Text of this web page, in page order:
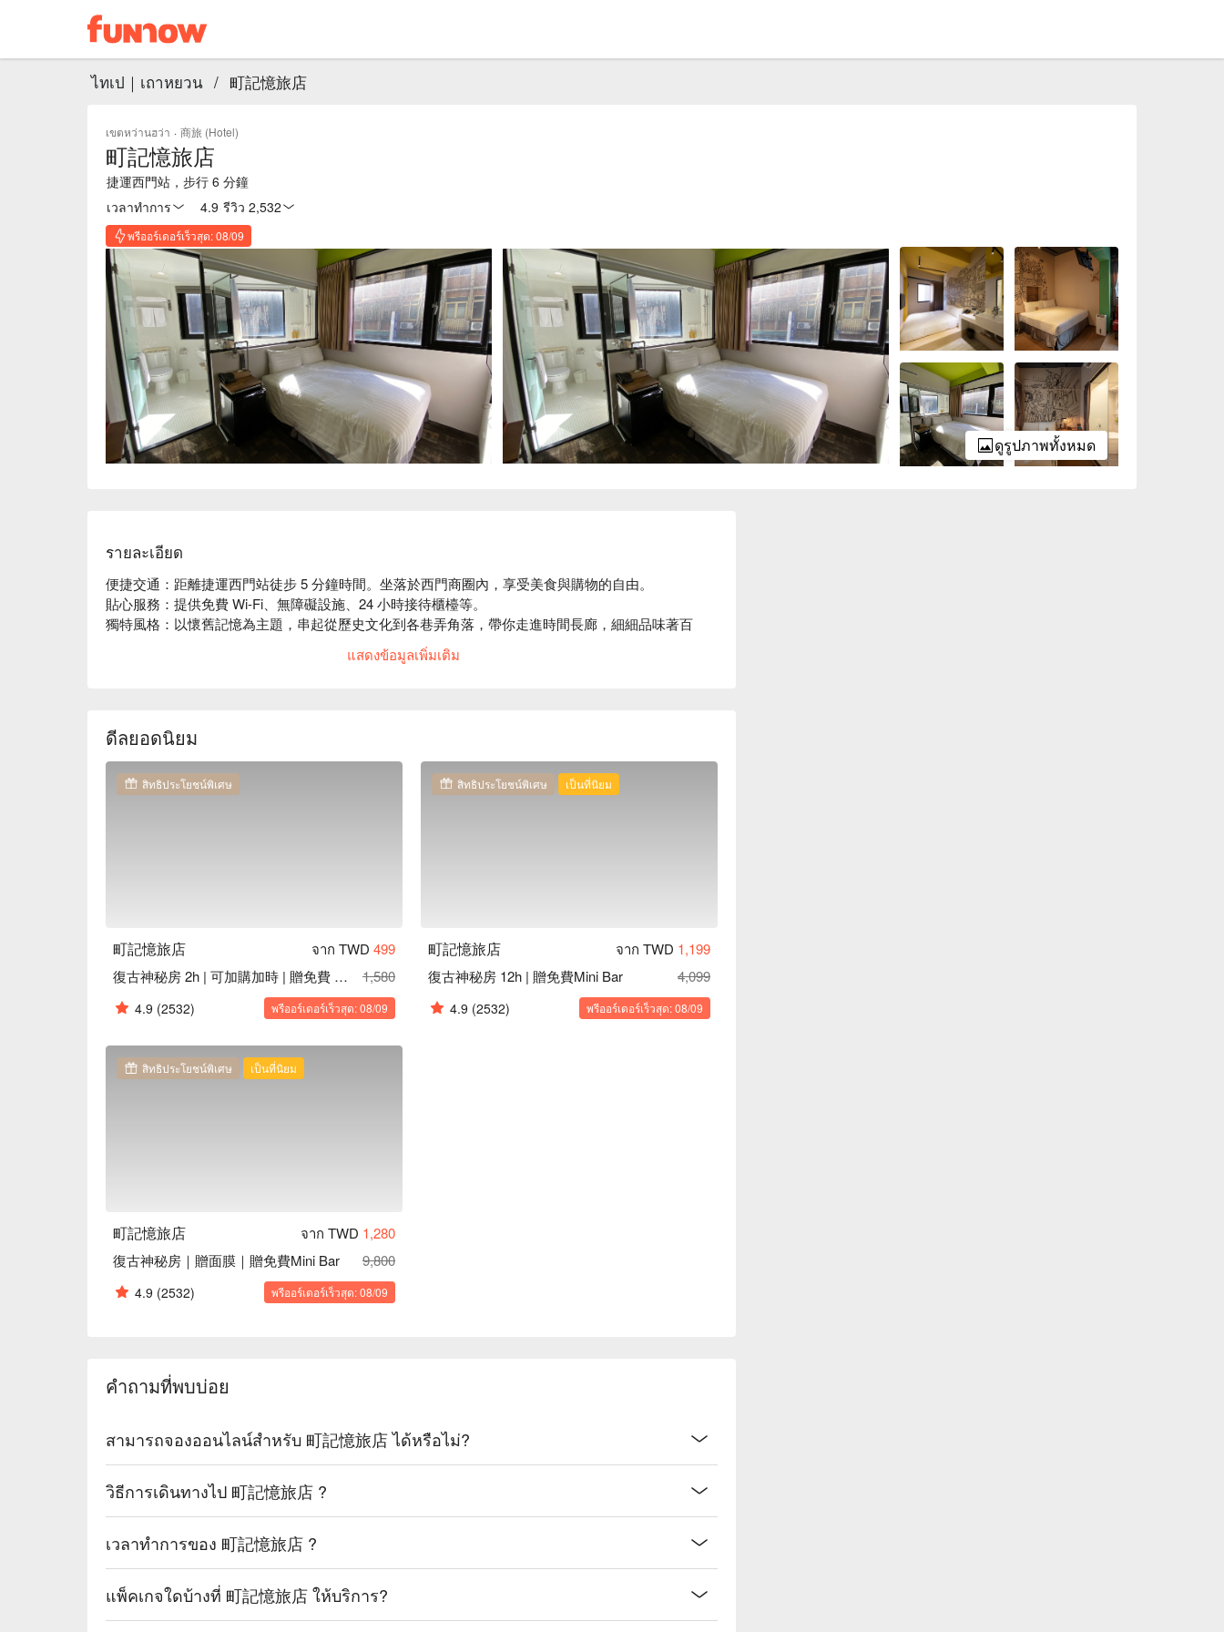
ไทเป｜เถาหยวน / 町記憶旅店
เขตหว่านฮว่า · 商旅 (Hotel)
町記憶旅店
捷運西門站，步行 6 分鐘
เวลาทำการ
4.9 รีวิว 2,532
พรีออร์เดอร์เร็วสุด: 08/09
ดูรูปภาพทั้งหมด
รายละเอียด
便捷交通：距離捷運西門站徒步 5 分鐘時間。坐落於西門商圈內，享受美食與購物的自由。
貼心服務：提供免費 Wi-Fi、無障礙設施、24 小時接待櫃檯等。
獨特風格：以懷舊記憶為主題，串起從歷史文化到各巷弄角落，帶你走進時間長廊，細細品味著百
年風華「記．憶」。客房風格充滿古早味的氣息帶點童玩的氛圍。
แสดงข้อมูลเพิ่มเติม
ดีลยอดนิยม
สิทธิประโยชน์พิเศษ
町記憶旅店 จาก TWD 499
復古神秘房 2h | 可加購加時 | 贈免費 Mini Bar
1,580
4.9 (2532) พรีออร์เดอร์เร็วสุด: 08/09
สิทธิประโยชน์พิเศษ เป็นที่นิยม
町記憶旅店 จาก TWD 1,199
復古神秘房 12h | 贈免費Mini Bar
4,099
4.9 (2532) พรีออร์เดอร์เร็วสุด: 08/09
สิทธิประโยชน์พิเศษ เป็นที่นิยม
町記憶旅店 จาก TWD 1,280
復古神秘房｜贈面膜｜贈免費Mini Bar
9,800
4.9 (2532) พรีออร์เดอร์เร็วสุด: 08/09
คำถามที่พบบ่อย
สามารถจองออนไลน์สำหรับ 町記憶旅店 ได้หรือไม่?
วิธีการเดินทางไป 町記憶旅店 ?
เวลาทำการของ 町記憶旅店 ?
แพ็คเกจใดบ้างที่ 町記憶旅店 ให้บริการ?